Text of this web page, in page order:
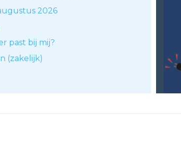
2026
past bij mij?
(zakelijk)